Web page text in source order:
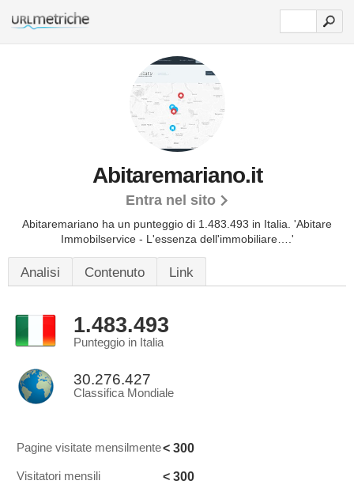
Abitaremariano.it
Entra nel sito
Abitaremariano ha un punteggio di 1.483.493 in Italia. 'Abitare
Immobilservice - L'essenza dell'immobiliare….'
Analisi Contenuto Link
1.483.493
Punteggio in Italia
30.276.427
Classifica Mondiale
Pagine visitate mensilmente< 300
Visitatori mensili < 300